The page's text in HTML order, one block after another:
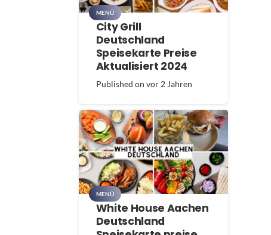
MENÜ
City Grill
Deutschland
Speisekarte Preise
Aktualisiert 2024
Published on vor 2 Jahren
MENÜ
White House Aachen
Deutschland